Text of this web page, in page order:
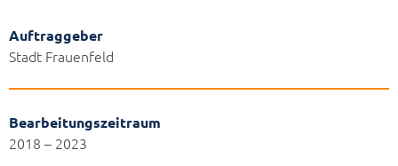
Auftraggeber
Stadt Frauenfeld
Bearbeitungszeitraum
2018 – 2023